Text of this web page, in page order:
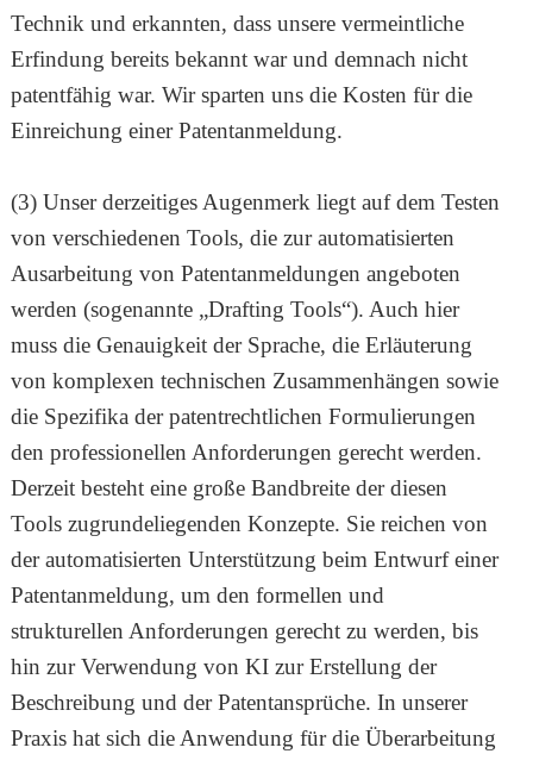
Technik und erkannten, dass unsere vermeintliche
Erfindung bereits bekannt war und demnach nicht
patentfähig war. Wir sparten uns die Kosten für die
Einreichung einer Patentanmeldung.
(3) Unser derzeitiges Augenmerk liegt auf dem Testen
von verschiedenen Tools, die zur automatisierten
Ausarbeitung von Patentanmeldungen angeboten
werden (sogenannte „Drafting Tools“). Auch hier
muss die Genauigkeit der Sprache, die Erläuterung
von komplexen technischen Zusammenhängen sowie
die Spezifika der patentrechtlichen Formulierungen
den professionellen Anforderungen gerecht werden.
Derzeit besteht eine große Bandbreite der diesen
Tools zugrundeliegenden Konzepte. Sie reichen von
der automatisierten Unterstützung beim Entwurf einer
Patentanmeldung, um den formellen und
strukturellen Anforderungen gerecht zu werden, bis
hin zur Verwendung von KI zur Erstellung der
Beschreibung und der Patentansprüche. In unserer
Praxis hat sich die Anwendung für die Überarbeitung